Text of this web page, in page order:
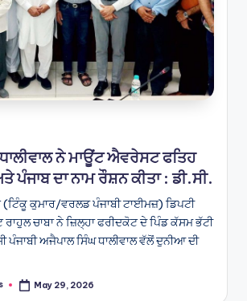
ਨੇ ਮਾਊਂਟ ਐਵਰੇਸਟ ਫਤਿਹ
ਪੰਜਾਬ ਦਾ ਨਾਮ ਰੌਸ਼ਨ ਕੀਤਾ : ਡੀ.ਸੀ.
ਕੁਮਾਰ/ਵਰਲਡ ਪੰਜਾਬੀ ਟਾਈਮਜ਼) ਡਿਪਟੀ
ਚਾਬਾ ਨੇ ਜ਼ਿਲ੍ਹਾ ਫਰੀਦਕੋਟ ਦੇ ਪਿੰਡ ਕੱਸਮ ਭੱਟੀ
ਪੰਜਾਬੀ ਅਜੈਪਾਲ ਸਿੰਘ ਧਾਲੀਵਾਲ ਵੱਲੋਂ ਦੁਨੀਆ ਦੀ
May 29, 2026